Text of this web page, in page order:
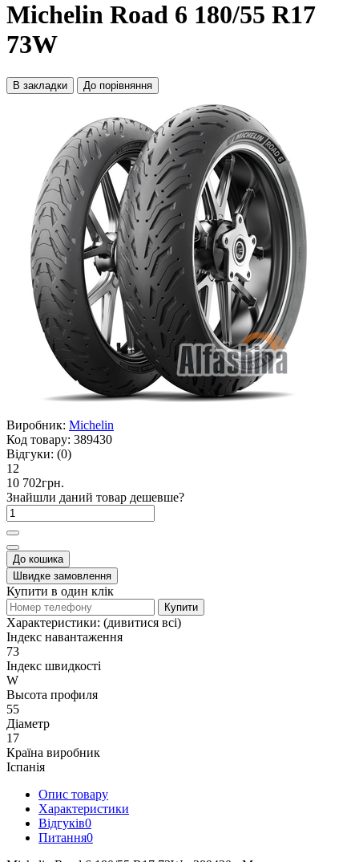
Michelin Road 6 180/55 R17
73W
В закладки До порівняння
Виробник: Michelin
Код товару: 389430
Відгуки: (0)
12
10 702грн.
Знайшли даний товар дешевше?
До кошика
Швидке замовлення
Купити в один клік
Купити
Характеристики: (дивитися всі)
Індекс навантаження
73
Індекс швидкості
W
Высота профиля
55
Діаметр
17
Країна виробник
Іспанія
Опис товару
Характеристики
Відгуків0
Питання0